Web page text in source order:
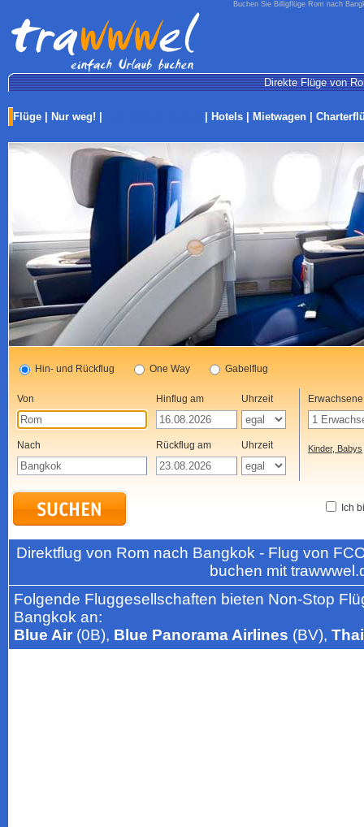
Buchen Sie Billigflüge Rom nach
Direkte Flüge von
Flüge Nur weg! Hotels Mietwagen
Hin- und Rückflug One Way Gabelflug
Von Hinflug am Uhrzeit
Nach Rückflug am Uhrzeit
Erwachsene
Kinder, Babys
Ich
Direktflug von Rom nach Bangkok - Flug von
buchen mit
Folgende Fluggesellschaften bieten Non-Stop
Bangkok an:
Blue Air (0B), Blue Panorama Airlines (BV),